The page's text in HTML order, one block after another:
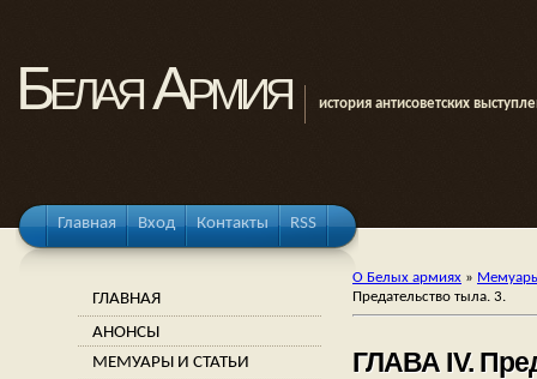
Белая Армия история антисоветских
Главная Вход Контакты RSS
О Белых армиях »
Предательство тыла. 3.
ГЛАВА IV.
ГЛАВНАЯ
АНОНСЫ
МЕМУАРЫ И СТАТЬИ